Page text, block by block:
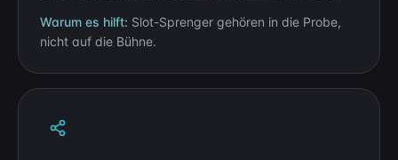
Warum es hilft: Slot-Sprenger gehören in die Probe,
nicht auf die Bühne.